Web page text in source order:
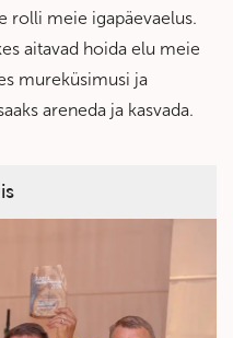
rolli meie igapäevaelus.
aitavad hoida elu meie
mureküsimusi ja
areneda ja kasvada.